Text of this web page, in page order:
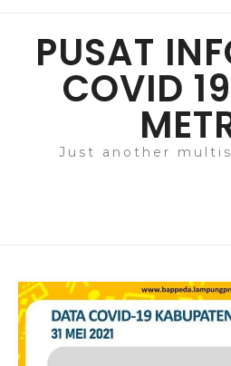
contentPUSAT
COVID
Just another